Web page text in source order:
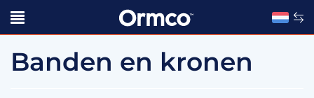
Banden en kronen